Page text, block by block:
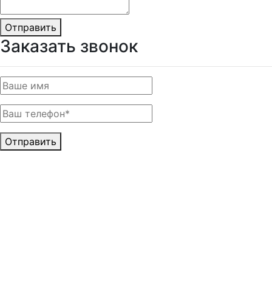
Отправить
Заказать звонок
Отправить